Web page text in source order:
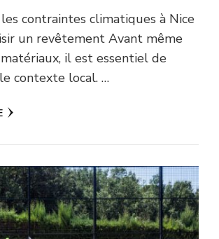
contraintes climatiques à Nice
un revêtement Avant même
il est essentiel de
contexte local. …